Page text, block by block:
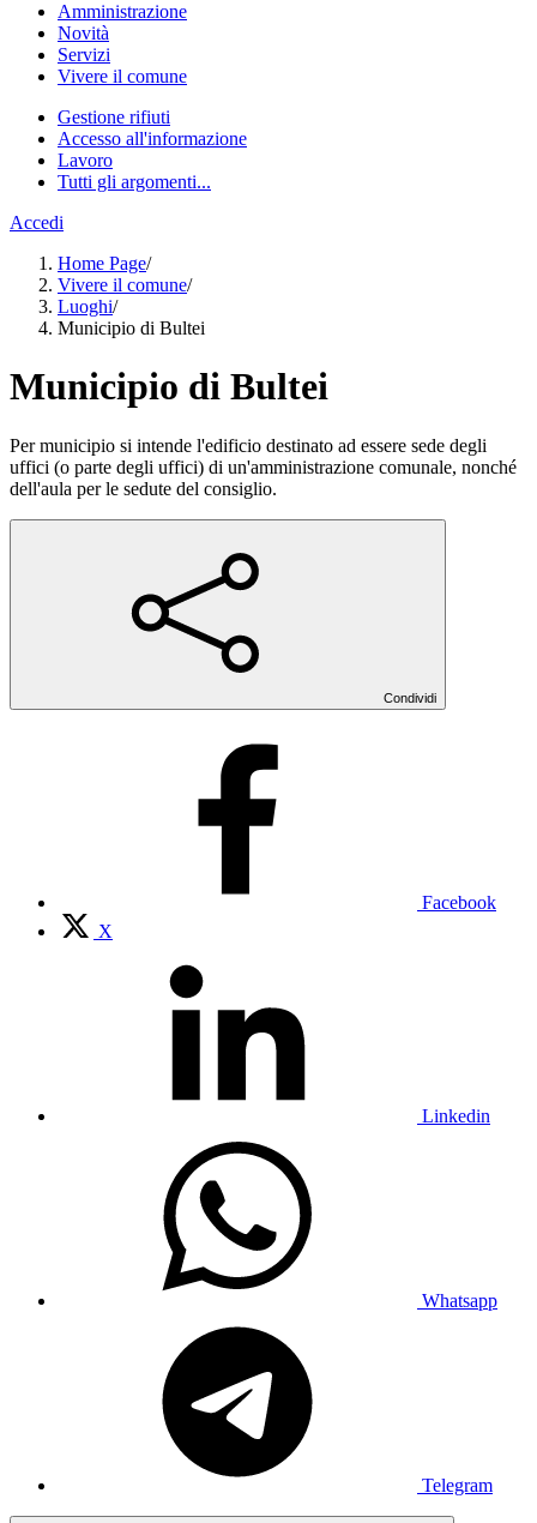
Amministrazione
Novità
Servizi
Vivere il comune
Gestione rifiuti
Accesso all'informazione
Lavoro
Tutti gli argomenti...
Accedi
Home Page/
Vivere il comune/
Luoghi/
Municipio di Bultei
Municipio di Bultei
Per municipio si intende l'edificio destinato ad essere sede degli
uffici (o parte degli uffici) di un'amministrazione comunale, nonché
dell'aula per le sedute del consiglio.
Condividi
Facebook
X
Linkedin
Whatsapp
Telegram